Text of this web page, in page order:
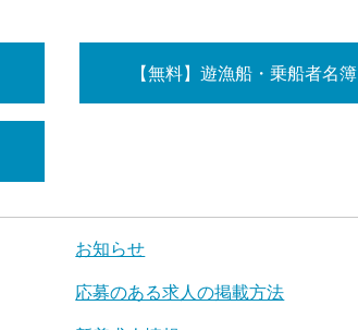
【無料】遊漁船・乗船者名簿
お知らせ
応募のある求人の掲載方法